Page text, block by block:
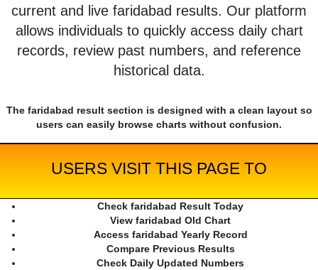
current and live faridabad results. Our platform
allows individuals to quickly access daily chart
records, review past numbers, and reference
historical data.
The faridabad result section is designed with a clean layout so
users can easily browse charts without confusion.
USERS VISIT THIS PAGE TO
Check faridabad Result Today
View faridabad Old Chart
Access faridabad Yearly Record
Compare Previous Results
Check Daily Updated Numbers